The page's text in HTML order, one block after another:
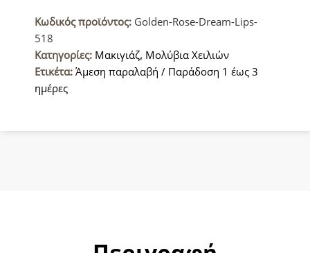
Μολύβι
Χειλιών
ποσότητα
Κωδικός προϊόντος: Golden-Rose-Dream-Lips-
518
Κατηγορίες: Μακιγιάζ, Μολύβια Χειλιών
Ετικέτα: Άμεση παραλαβή / Παράδοση 1 έως 3
ημέρες